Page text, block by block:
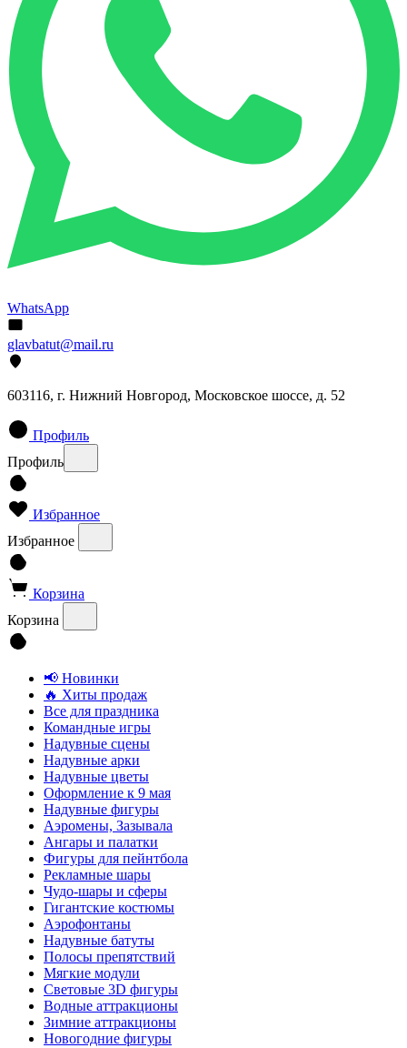
WhatsApp
glavbatut@mail.ru
603116, г. Нижний Новгород, Московское шоссе, д. 52
Профиль
Профиль
Избранное
Избранное
Корзина
Корзина
📢 Новинки
🔥 Хиты продаж
Все для праздника
Командные игры
Надувные сцены
Надувные арки
Надувные цветы
Оформление к 9 мая
Надувные фигуры
Аэромены, Зазывала
Ангары и палатки
Фигуры для пейнтбола
Рекламные шары
Чудо-шары и сферы
Гигантские костюмы
Аэрофонтаны
Надувные батуты
Полосы препятствий
Мягкие модули
Световые 3D фигуры
Водные аттракционы
Зимние аттракционы
Новогодние фигуры